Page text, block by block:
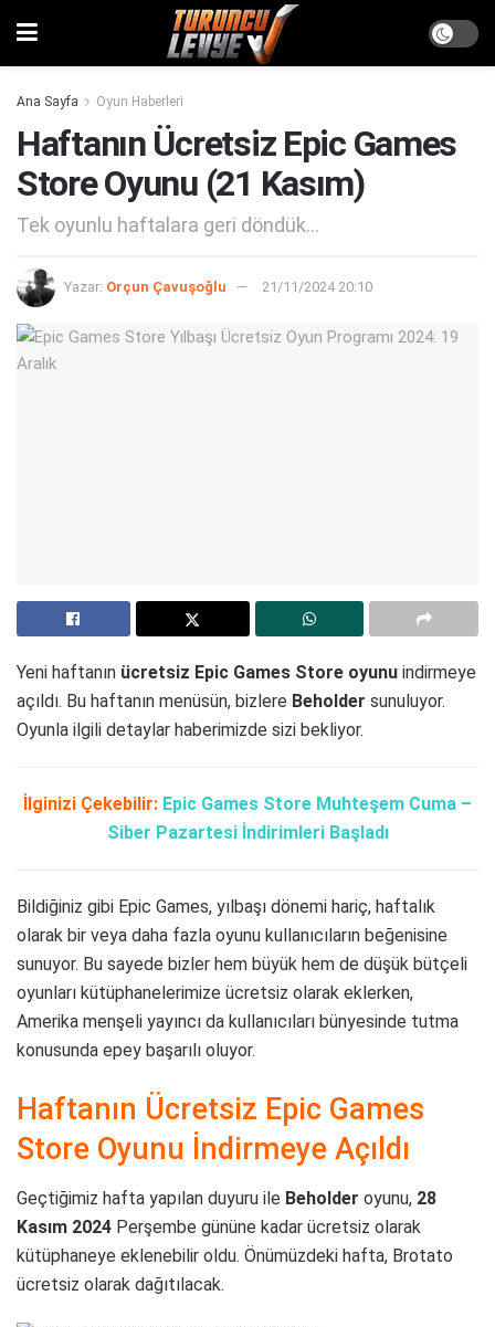
Ana Sayfa Oyun Haberleri
Haftanın Ücretsiz Epic Games
Store Oyunu (21 Kasım)
Tek oyunlu haftalara geri döndük...
Yazar: Orçun Çavuşoğlu 21/11/2024 20:10
Yeni haftanın ücretsiz Epic Games Store oyunu indirmeye
açıldı. Bu haftanın menüsün, bizlere Beholder sunuluyor.
Oyunla ilgili detaylar haberimizde sizi bekliyor.
İlginizi Çekebilir: Epic Games Store Muhteşem Cuma –
Siber Pazartesi İndirimleri Başladı
Bildiğiniz gibi Epic Games, yılbaşı dönemi hariç, haftalık
olarak bir veya daha fazla oyunu kullanıcıların beğenisine
sunuyor. Bu sayede bizler hem büyük hem de düşük bütçeli
oyunları kütüphanelerimize ücretsiz olarak eklerken,
Amerika menşeli yayıncı da kullanıcıları bünyesinde tutma
konusunda epey başarılı oluyor.
Haftanın Ücretsiz Epic Games
Store Oyunu İndirmeye Açıldı
Geçtiğimiz hafta yapılan duyuru ile Beholder oyunu, 28
Kasım 2024 Perşembe gününe kadar ücretsiz olarak
kütüphaneye eklenebilir oldu. Önümüzdeki hafta, Brotato
ücretsiz olarak dağıtılacak.